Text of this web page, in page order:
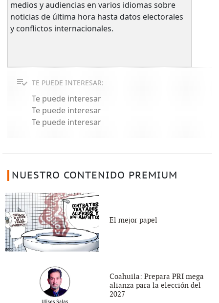
medios y audiencias en varios idiomas sobre
noticias de última hora hasta datos electorales
y conflictos internacionales.
TE PUEDE INTERESAR:
Te puede interesar
Te puede interesar
Te puede interesar
NUESTRO CONTENIDO PREMIUM
El mejor papel
Coahuila: Prepara PRI mega
alianza para la elección del
2027